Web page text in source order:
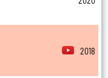
2018